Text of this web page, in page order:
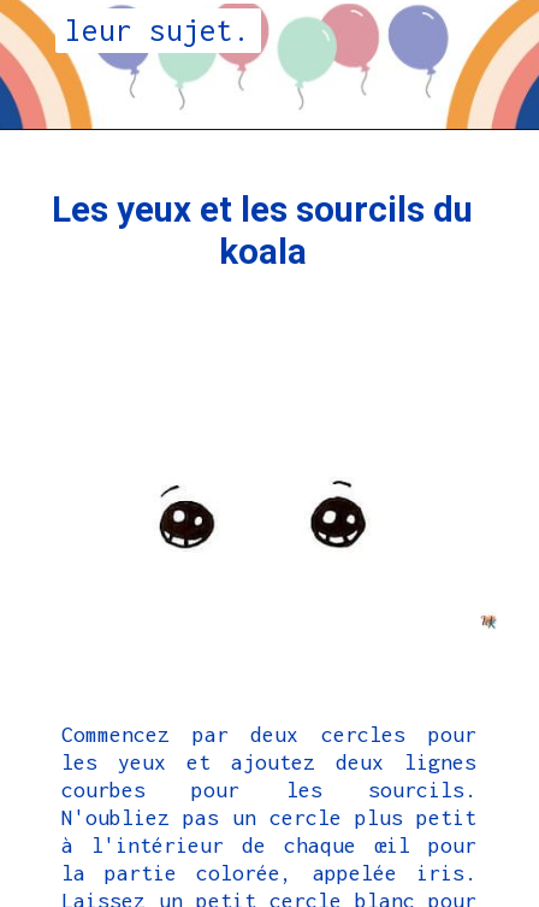
leur sujet.
leur sujet.
Les yeux et les sourcils du
koala
Commencez par deux cercles pour
les yeux et ajoutez deux lignes
courbes pour les sourcils.
N'oubliez pas un cercle plus petit
à l'intérieur de chaque œil pour
la partie colorée, appelée iris.
Laissez un petit cercle blanc pour